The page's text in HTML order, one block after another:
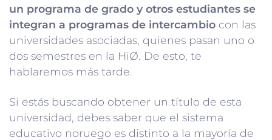
un programa de grado y otros estudiantes se
integran a programas de intercambio con las
universidades asociadas, quienes pasan uno o
dos semestres en la HiØ. De esto, te
hablaremos más tarde.
Si estás buscando obtener un título de esta
universidad, debes saber que el sistema
educativo noruego es distinto a la mayoría de